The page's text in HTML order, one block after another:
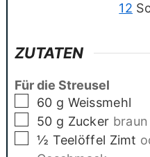
12
ZUTATEN
Für die Streusel
▢
60 g Weissmehl
▢
50 g Zucker
▢
½ Teelöffel Zimt